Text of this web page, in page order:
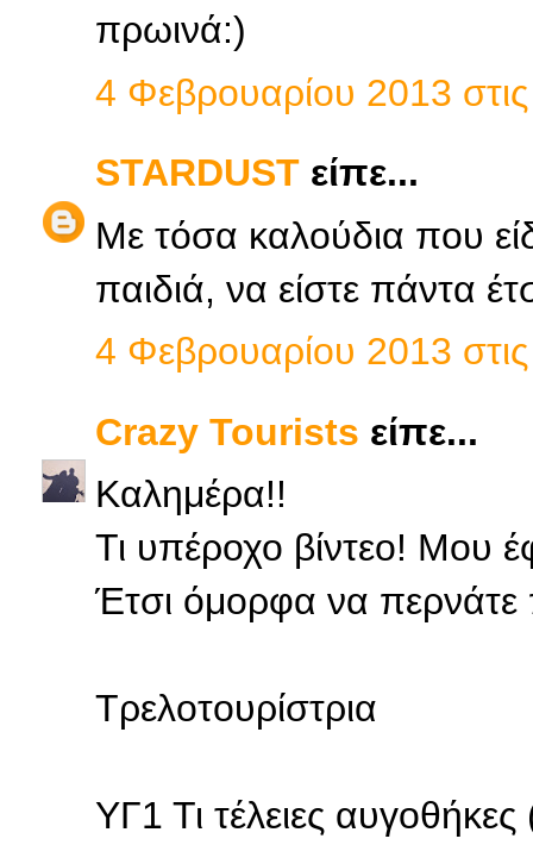
πρωινά:)
4 Φεβρουαρίου 2013
STARDUST είπε...
Με τόσα καλούδια που
παιδιά, να είστε πάντα
4 Φεβρουαρίου 2013
Crazy Tourists είπε...
Καλημέρα!!
Τι υπέροχο βίντεο! Μου
Έτσι όμορφα να περνάτε
Τρελοτουρίστρια
ΥΓ1 Τι τέλειες αυγοθήκες